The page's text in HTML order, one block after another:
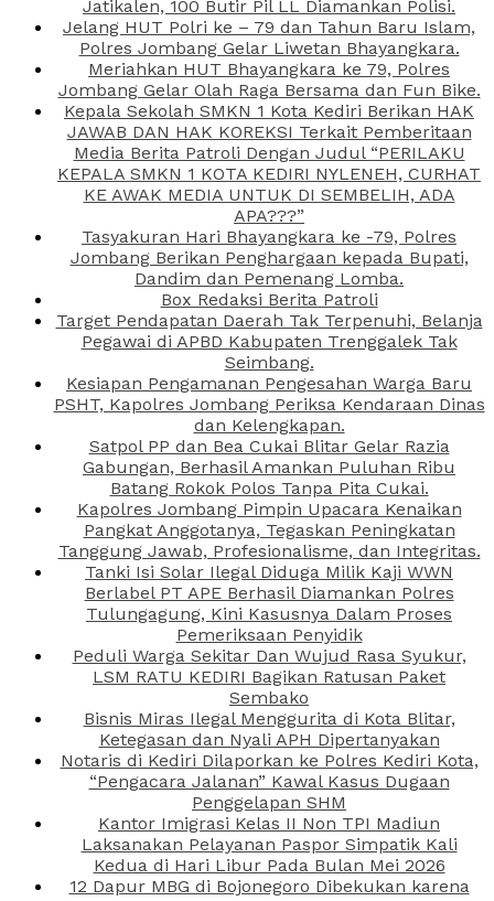
Jatikalen, 100 Butir Pil LL Diamankan Polisi.
Jelang HUT Polri ke – 79 dan Tahun Baru Islam,
Polres Jombang Gelar Liwetan Bhayangkara.
Meriahkan HUT Bhayangkara ke 79, Polres
Jombang Gelar Olah Raga Bersama dan Fun Bike.
Kepala Sekolah SMKN 1 Kota Kediri Berikan HAK
JAWAB DAN HAK KOREKSI Terkait Pemberitaan
Media Berita Patroli Dengan Judul “PERILAKU
KEPALA SMKN 1 KOTA KEDIRI NYLENEH, CURHAT
KE AWAK MEDIA UNTUK DI SEMBELIH, ADA
APA???”
Tasyakuran Hari Bhayangkara ke -79, Polres
Jombang Berikan Penghargaan kepada Bupati,
Dandim dan Pemenang Lomba.
Box Redaksi Berita Patroli
Target Pendapatan Daerah Tak Terpenuhi, Belanja
Pegawai di APBD Kabupaten Trenggalek Tak
Seimbang.
Kesiapan Pengamanan Pengesahan Warga Baru
PSHT, Kapolres Jombang Periksa Kendaraan Dinas
dan Kelengkapan.
Satpol PP dan Bea Cukai Blitar Gelar Razia
Gabungan, Berhasil Amankan Puluhan Ribu
Batang Rokok Polos Tanpa Pita Cukai.
Kapolres Jombang Pimpin Upacara Kenaikan
Pangkat Anggotanya, Tegaskan Peningkatan
Tanggung Jawab, Profesionalisme, dan Integritas.
Tanki Isi Solar Ilegal Diduga Milik Kaji WWN
Berlabel PT APE Berhasil Diamankan Polres
Tulungagung, Kini Kasusnya Dalam Proses
Pemeriksaan Penyidik
Peduli Warga Sekitar Dan Wujud Rasa Syukur,
LSM RATU KEDIRI Bagikan Ratusan Paket
Sembako
Bisnis Miras Ilegal Menggurita di Kota Blitar,
Ketegasan dan Nyali APH Dipertanyakan
Notaris di Kediri Dilaporkan ke Polres Kediri Kota,
“Pengacara Jalanan” Kawal Kasus Dugaan
Penggelapan SHM
Kantor Imigrasi Kelas II Non TPI Madiun
Laksanakan Pelayanan Paspor Simpatik Kali
Kedua di Hari Libur Pada Bulan Mei 2026
12 Dapur MBG di Bojonegoro Dibekukan karena